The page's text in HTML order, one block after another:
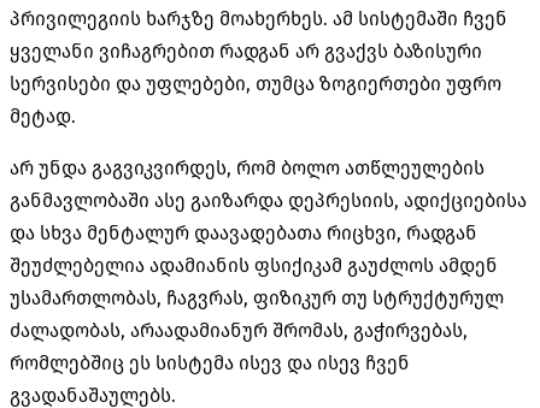
პრივილეგიის ხარჯზე მოახერხეს. ამ სისტემაში ჩვენ
ყველანი ვიჩაგრებით რადგან არ გვაქვს ბაზისური
სერვისები და უფლებები, თუმცა ზოგიერთები უფრო
მეტად.
არ უნდა გაგვიკვირდეს, რომ ბოლო ათწლეულების
განმავლობაში ასე გაიზარდა დეპრესიის, ადიქციებისა
და სხვა მენტალურ დაავადებათა რიცხვი, რადგან
შეუძლებელია ადამიანის ფსიქიკამ გაუძლოს ამდენ
უსამართლობას, ჩაგვრას, ფიზიკურ თუ სტრუქტურულ
ძალადობას, არაადამიანურ შრომას, გაჭირვებას,
რომლებშიც ეს სისტემა ისევ და ისევ ჩვენ
გვადანაშაულებს.